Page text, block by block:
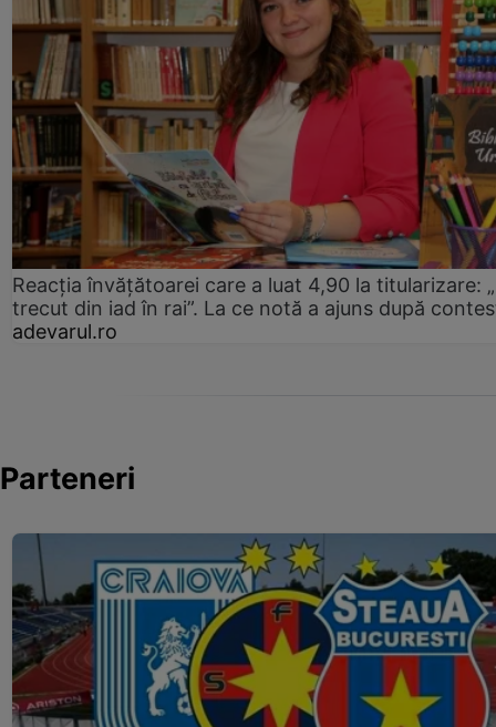
Reacția învățătoarei care a luat 4,90 la titularizare:
trecut din iad în rai”. La ce notă a ajuns după
adevarul.ro
Parteneri